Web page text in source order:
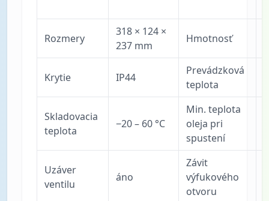
Rozmery
318 × 124 ×
237 mm
Hmotnosť
Krytie IP44
Prevádzková
teplota
Skladovacia
teplota
−20 – 60 °C
Min. teplota
oleja pri
spustení
Uzáver
ventilu
áno
Závit
výfukového
otvoru